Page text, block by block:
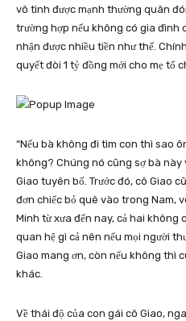
vô tình được mạnh thường quân
trường hợp nếu không có gia đình
nhận được nhiều tiền như thế.
quyết đòi 1 tỷ đồng mới cho mẹ tổ
“Nếu bà không đi tìm con thì sao
không? Chúng nó cũng sợ bà này
Giao tuyên bố. Trước đó, cô Giao
đơn chiếc bỏ quê vào trong Nam,
Minh từ xưa đến nay, cả hai không
quan hệ gì cả nên nếu mọi người
Giao mang ơn, còn nếu không thì
khác.
Về thái độ của con gái cô Giao,